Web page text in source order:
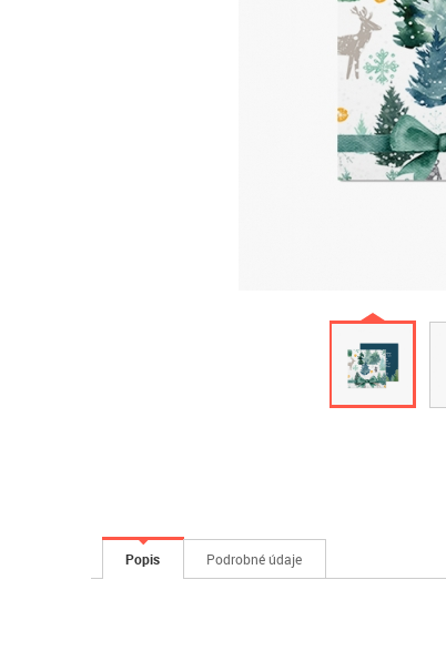
Popis Podrobné údaje